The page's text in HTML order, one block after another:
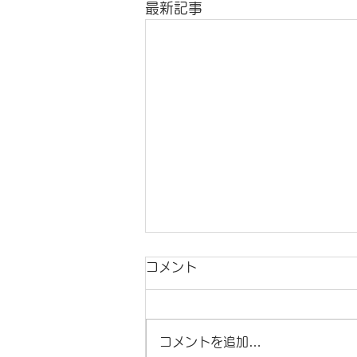
最新記事
✨大切な人✨
コメント
コメントを追加…